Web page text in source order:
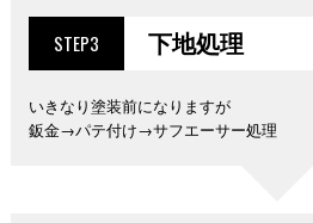
STEP3 下地処理
いきなり塗装前になりますが
鈑金→パテ付け→サフエーサー処理